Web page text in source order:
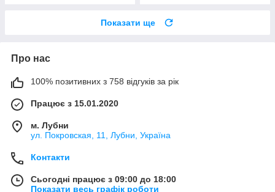
Показати ще
Про нас
100% позитивних з 758 відгуків за рік
Працює з 15.01.2020
м. Лубни
ул. Покровская, 11, Лубни, Україна
Контакти
Сьогодні працює з 09:00 до 18:00
Показати весь графік роботи